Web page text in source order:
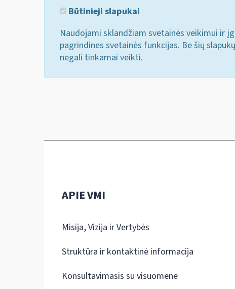
Būtinieji slapukai
Naudojami sklandžiam svetainės veikimui ir
pagrindines svetainės funkcijas. Be šių
negali tinkamai veikti.
APIE VMI
Misija, Vizija ir Vertybės
Struktūra ir kontaktinė informacija
Konsultavimasis su visuomene